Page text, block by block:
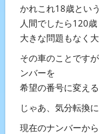
かれこれ18歳とい
人間でしたら120
大きな問題もなく
その車のことです
ンバーを
希望の番号に変え
じゃあ、気分転換
現在のナンバーか